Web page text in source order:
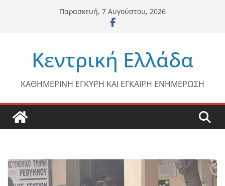
Παρασκευή, 7 Αυγούστου, 2026
Κεντρική Ελλάδα
ΚΑΘΗΜΕΡΙΝΗ ΕΓΚΥΡΗ ΚΑΙ ΕΓΚΑΙΡΗ ΕΝΗΜΕΡΩΣΗ